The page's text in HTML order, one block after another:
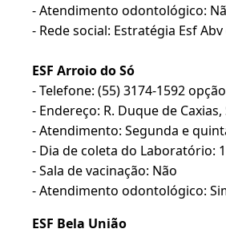
- Atendimento odontológico:
- Rede social: Estratégia Esf
ESF Arroio do Só
- Telefone: (55) 3174-1592
- Endereço: R. Duque de
- Atendimento: Segunda e
- Dia de coleta do Laboratório:
- Sala de vacinação: Não
- Atendimento odontológico:
ESF Bela União